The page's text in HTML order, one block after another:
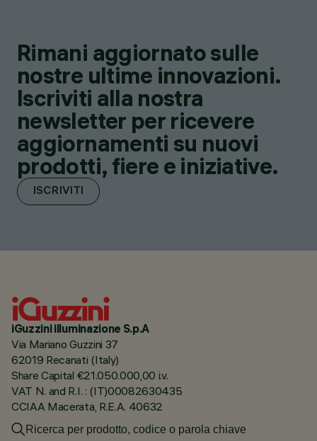
Rimani aggiornato sulle
nostre ultime innovazioni.
Iscriviti alla nostra
newsletter per ricevere
aggiornamenti su nuovi
prodotti, fiere e iniziative.
ISCRIVITI
iGuzzini illuminazione S.p.A
Via Mariano Guzzini 37
62019 Recanati (Italy)
Share Capital €21.050.000,00 i.v.
VAT N. and R.I. : (IT)00082630435
CCIAA Macerata, R.E.A. 40632